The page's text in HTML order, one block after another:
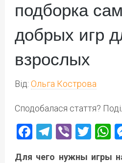
подборка
добрых игр
взрослых
Від: Ольга Кострова
Сподобалася стаття?
Facebook
Telegram
Viber
Для чего нужны игры